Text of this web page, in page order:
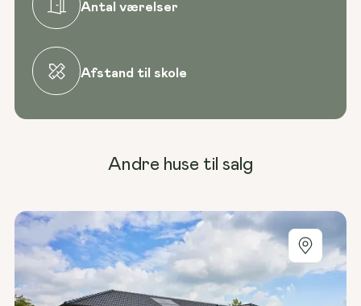
Antal værelser
Afstand til skole
Andre huse til salg